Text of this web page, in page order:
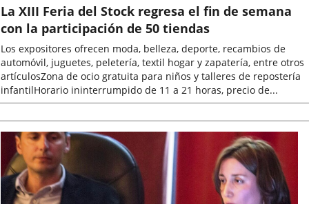
La XIII Feria del Stock regresa el fin de semana
con la participación de 50 tiendas
Los expositores ofrecen moda, belleza, deporte, recambios de
automóvil, juguetes, peletería, textil hogar y zapatería, entre otros
artículosZona de ocio gratuita para niños y talleres de repostería
infantilHorario ininterrumpido de 11 a 21 horas, precio de...
de
la
noticia